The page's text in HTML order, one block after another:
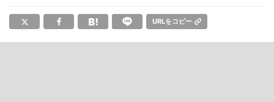
URLをコピー